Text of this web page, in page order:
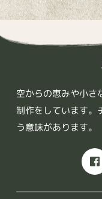
空からの恵みや小さ
制作をしています。
う意味があります。